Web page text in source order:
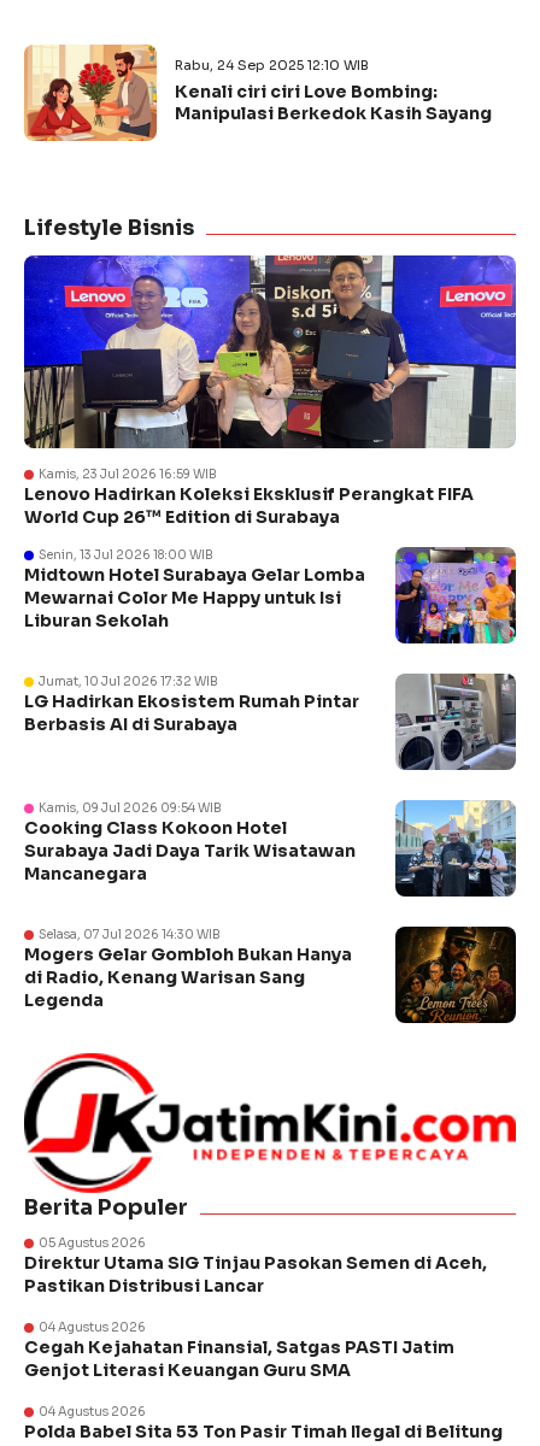
Rabu, 24 Sep 2025 12:10 WIB
Kenali ciri ciri Love Bombing:
Manipulasi Berkedok Kasih Sayang
Lifestyle Bisnis
Kamis, 23 Jul 2026 16:59 WIB
Lenovo Hadirkan Koleksi Eksklusif Perangkat FIFA
World Cup 26™ Edition di Surabaya
Senin, 13 Jul 2026 18:00 WIB
Midtown Hotel Surabaya Gelar Lomba
Mewarnai Color Me Happy untuk Isi
Liburan Sekolah
Jumat, 10 Jul 2026 17:32 WIB
LG Hadirkan Ekosistem Rumah Pintar
Berbasis AI di Surabaya
Kamis, 09 Jul 2026 09:54 WIB
Cooking Class Kokoon Hotel
Surabaya Jadi Daya Tarik Wisatawan
Mancanegara
Selasa, 07 Jul 2026 14:30 WIB
Mogers Gelar Gombloh Bukan Hanya
di Radio, Kenang Warisan Sang
Legenda
Berita Populer
05 Agustus 2026
Direktur Utama SIG Tinjau Pasokan Semen di Aceh,
Pastikan Distribusi Lancar
04 Agustus 2026
Cegah Kejahatan Finansial, Satgas PASTI Jatim
Genjot Literasi Keuangan Guru SMA
04 Agustus 2026
Polda Babel Sita 53 Ton Pasir Timah Ilegal di Belitung